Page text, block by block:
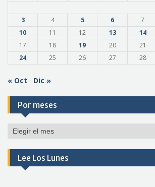
3
4 5 6 7
10
11 12 13 14
17
18 19 20 21
24
25 26 27 28
« Oct Dic »
Por meses
Por
Lee Los Lunes